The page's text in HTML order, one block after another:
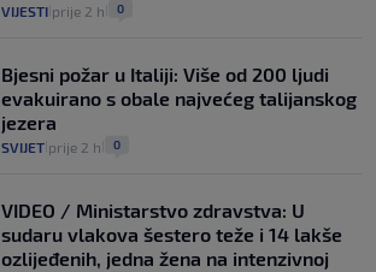
VIJESTI prije 2 h 0
Bjesni požar u Italiji: Više od 200 ljudi
evakuirano s obale najvećeg talijanskog
jezera
SVIJET prije 2 h 0
VIDEO / Ministarstvo zdravstva: U
sudaru vlakova šestero teže i 14 lakše
ozlijeđenih, jedna žena na intenzivnoj